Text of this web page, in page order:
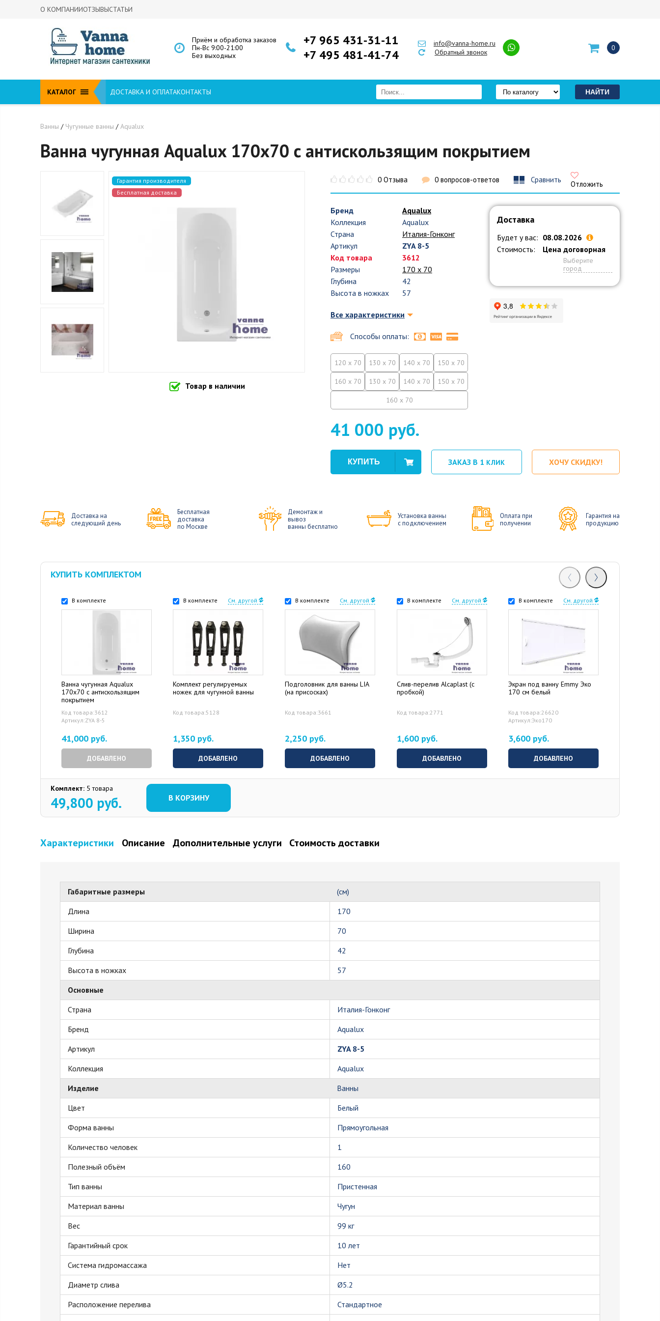
О КОМПАНИИОТЗЫВЫСТАТЬИ
Приём и обработка заказов
Пн-Вс 9:00-21:00
Без выходных
+7 965 431-31-11
+7 495 481-41-74
info@vanna-home.ru
Обратный звонок
0
КАТАЛОГ ДОСТАВКА И ОПЛАТАКОНТАКТЫ
Ванны / Чугунные ванны /Aqualux
Ванна чугунная Aqualux 170x70 с антискользящим покрытием
Бесплатная доставка
Гарантия производителя
Товар в наличии
0 Отзыва 0 вопросов-ответов Сравнить Отложить
Бренд
Aqualux
Коллекция
Aqualux
Страна
Италия-Гонконг
Артикул
ZYA 8-5
Код товара
3612
Размеры
170 х 70
Глубина
42
Высота в ножках
57
Все характеристики
Способы оплаты:
120 x 70 130 x 70 140 x 70 150 x 70
160 x 70 130 x 70 140 x 70 150 x 70
160 x 70
Доставка
Будет у вас: 08.08.2026
Стоимость:
Цена договорная
Выберите
город
41 000 руб.
ЗАКАЗ В 1 КЛИК ХОЧУ СКИДКУ!
Доставка на
следующий день
Бесплатная
доставка
по Москве
Демонтаж и
вывоз
ванны бесплатно
Установка ванны
с подключением
Оплата при
получении
Гарантия на
продукцию
КУПИТЬ КОМПЛЕКТОМ
В комплекте
Ванна чугунная Aqualux
170x70 с антискользящим
покрытием
Код товара:3612
Артикул:ZYA 8-5
41,000 руб.
ДОБАВЛЕНО
В комплекте См. другой
Комплект регулируемых
ножек для чугунной ванны
Код товара:5128
1,350 руб.
ДОБАВЛЕНО
В комплекте См. другой
Подголовник для ванны LIA
(на присосках)
Код товара:3661
2,250 руб.
ДОБАВЛЕНО
В комплекте См. другой
Слив-перелив Alcaplast (с
пробкой)
Код товара:2771
1,600 руб.
ДОБАВЛЕНО
В комплекте См. другой
Экран под ванну Emmy Эко
170 см белый
Код товара:26620
Артикул:Эко170
3,600 руб.
ДОБАВЛЕНО
Комплект: 5 товара
49,800 руб. В КОРЗИНУ
Характеристики Описание Дополнительные услуги Стоимость доставки
Габаритные размеры
(см)
Длина
170
Ширина
70
Глубина
42
Высота в ножках
57
Основные
Страна
Италия-Гонконг
Бренд
Aqualux
Артикул
ZYA 8-5
Коллекция
Aqualux
Изделие
Ванны
Цвет
Белый
Форма ванны
Прямоугольная
Количество человек
1
Полезный объём
160
Тип ванны
Пристенная
Материал ванны
Чугун
Вес
99 кг
Гарантийный срок
10 лет
Система гидромассажа
Нет
Диаметр слива
Ø5.2
Расположение перелива
Стандартное